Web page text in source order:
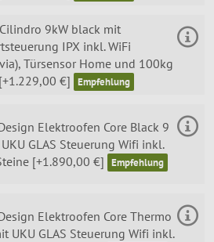
9kW black mit
IPX inkl. WiFi
Türsensor Home und 100kg
€]
Elektroofen Core Black 9
GLAS Steuerung Wifi inkl.
[+1.890,00 €]
Elektroofen Core Thermo
UKU GLAS Steuerung Wifi inkl.